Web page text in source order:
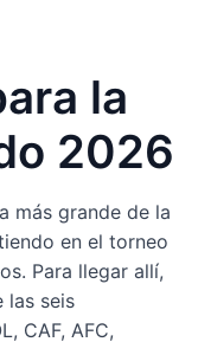
la
2026
más grande de la
en el torneo
Para llegar allí,
las seis
CAF, AFC,